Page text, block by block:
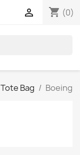
shopping_cart (0)

Tote Bag Boeing